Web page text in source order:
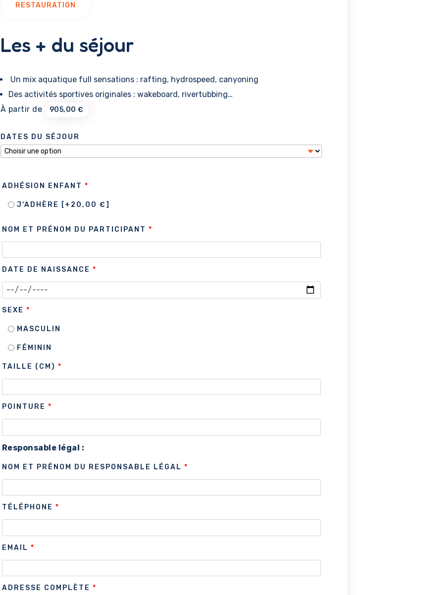
RESTAURATION
Les + du séjour
Un mix aquatique full sensations : rafting, hydrospeed, canyoning
Des activités sportives originales : wakeboard, rivertubbing…
À partir de
905,00€
DATES DU SÉJOUR
ADHÉSION ENFANT *
J'ADHÈRE [+20,00 €]
NOM ET PRÉNOM DU PARTICIPANT *
DATE DE NAISSANCE *
SEXE *
MASCULIN
FÉMININ
TAILLE (CM) *
POINTURE *
Responsable légal :
NOM ET PRÉNOM DU RESPONSABLE LÉGAL *
TÉLÉPHONE *
EMAIL *
ADRESSE COMPLÈTE *